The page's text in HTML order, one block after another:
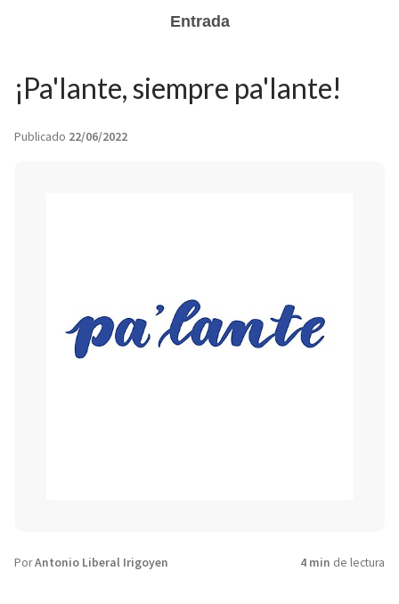
Entrada
¡Pa'lante, siempre pa'lante!
Publicado 22/06/2022
PorAntonio Liberal Irigoyen 4 min de lectura